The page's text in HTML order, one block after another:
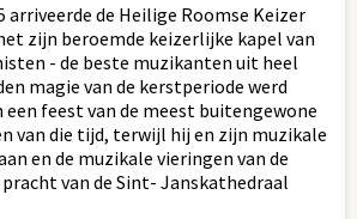
arriveerde de Heilige Roomse Keizer
zijn beroemde keizerlijke kapel van
- de beste muzikanten uit heel
magie van de kerstperiode werd
feest van de meest buitengewone
van die tijd, terwijl hij en zijn muzikale
en de muzikale vieringen van de
van de Sint- Janskathedraal